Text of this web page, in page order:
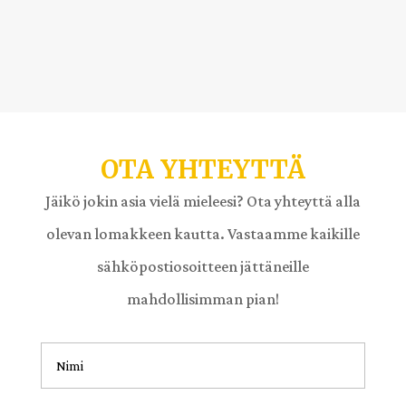
OTA YHTEYTTÄ
Jäikö jokin asia vielä mieleesi? Ota yhteyttä alla
olevan lomakkeen kautta. Vastaamme kaikille
sähköpostiosoitteen jättäneille
mahdollisimman pian!